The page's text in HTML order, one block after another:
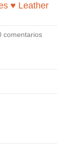
♥ Leather
comentarios